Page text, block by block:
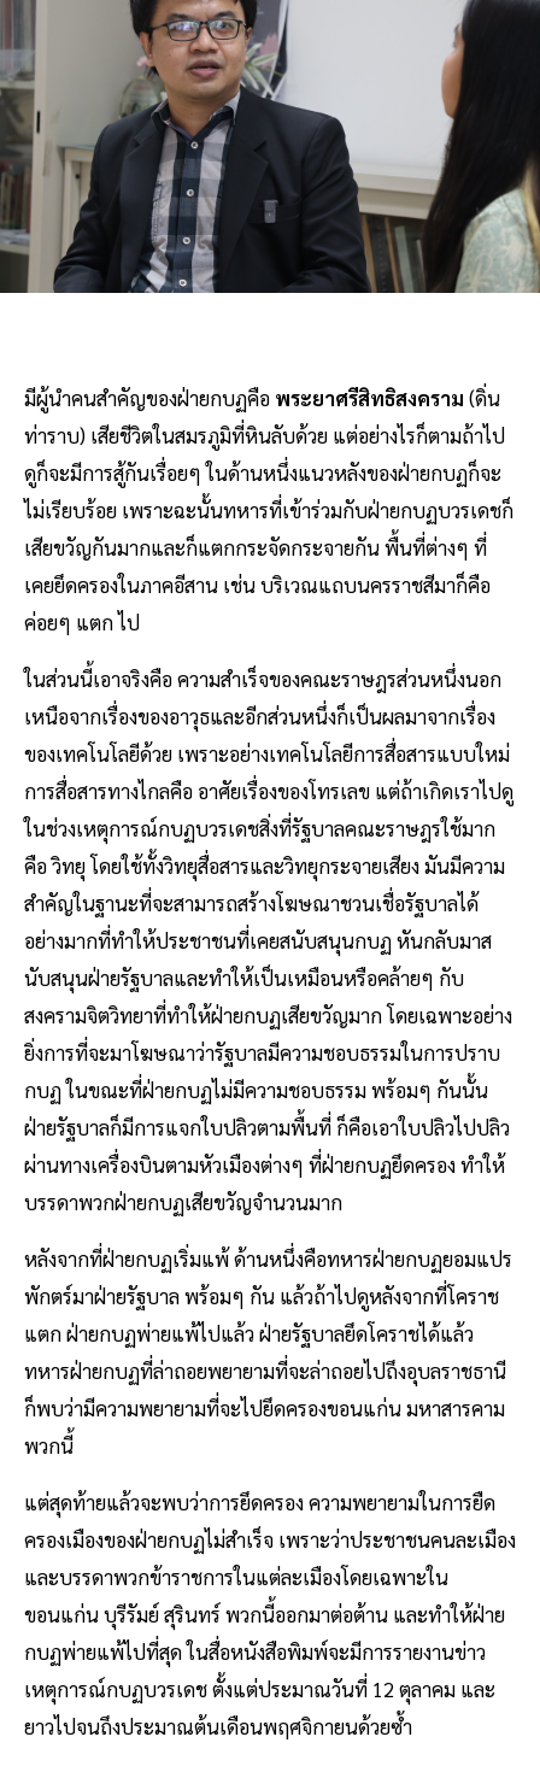
มีผู้นำคนสำคัญของฝ่ายกบฏคือ พระยาศรีสิทธิสงคราม (ดิ่น
ท่าราบ) เสียชีวิตในสมรภูมิที่หินลับด้วย แต่อย่างไรก็ตามถ้าไป
ดูก็จะมีการสู้กันเรื่อยๆ ในด้านหนึ่งแนวหลังของฝ่ายกบฏก็จะ
ไม่เรียบร้อย เพราะฉะนั้นทหารที่เข้าร่วมกับฝ่ายกบฏบวรเดชก็
เสียขวัญกันมากและก็แตกกระจัดกระจายกัน พื้นที่ต่างๆ ที่
เคยยึดครองในภาคอีสาน เช่น บริเวณแถบนครราชสีมาก็คือ
ค่อยๆ แตก ไป
ในส่วนนี้เอาจริงคือ ความสำเร็จของคณะราษฎรส่วนหนึ่งนอก
เหนือจากเรื่องของอาวุธและอีกส่วนหนึ่งก็เป็นผลมาจากเรื่อง
ของเทคโนโลยีด้วย เพราะอย่างเทคโนโลยีการสื่อสารแบบใหม่
การสื่อสารทางไกลคือ อาศัยเรื่องของโทรเลข แต่ถ้าเกิดเราไปดู
ในช่วงเหตุการณ์กบฏบวรเดชสิ่งที่รัฐบาลคณะราษฎรใช้มาก
คือ วิทยุ โดยใช้ทั้งวิทยุสื่อสารและวิทยุกระจายเสียง มันมีความ
สำคัญในฐานะที่จะสามารถสร้างโฆษณาชวนเชื่อรัฐบาลได้
อย่างมากที่ทำให้ประชาชนที่เคยสนับสนุนกบฏ หันกลับมาส
นับสนุนฝ่ายรัฐบาลและทำให้เป็นเหมือนหรือคล้ายๆ กับ
สงครามจิตวิทยาที่ทำให้ฝ่ายกบฏเสียขวัญมาก โดยเฉพาะอย่าง
ยิ่งการที่จะมาโฆษณาว่ารัฐบาลมีความชอบธรรมในการปราบ
กบฏ ในขณะที่ฝ่ายกบฏไม่มีความชอบธรรม พร้อมๆ กันนั้น
ฝ่ายรัฐบาลก็มีการแจกใบปลิวตามพื้นที่ ก็คือเอาใบปลิวไปปลิว
ผ่านทางเครื่องบินตามหัวเมืองต่างๆ ที่ฝ่ายกบฏยึดครอง ทำให้
บรรดาพวกฝ่ายกบฏเสียขวัญจำนวนมาก
หลังจากที่ฝ่ายกบฏเริ่มแพ้ ด้านหนึ่งคือทหารฝ่ายกบฏยอมแปร
พักตร์มาฝ่ายรัฐบาล พร้อมๆ กัน แล้วถ้าไปดูหลังจากที่โคราช
แตก ฝ่ายกบฏพ่ายแพ้ไปแล้ว ฝ่ายรัฐบาลยึดโคราชได้แล้ว
ทหารฝ่ายกบฏที่ล่าถอยพยายามที่จะล่าถอยไปถึงอุบลราชธานี
ก็พบว่ามีความพยายามที่จะไปยึดครองขอนแก่น มหาสารคาม
พวกนี้
แต่สุดท้ายแล้วจะพบว่าการยึดครอง ความพยายามในการยืด
ครองเมืองของฝ่ายกบฏไม่สำเร็จ เพราะว่าประชาชนคนละเมือง
และบรรดาพวกข้าราชการในแต่ละเมืองโดยเฉพาะใน
ขอนแก่น บุรีรัมย์ สุรินทร์ พวกนี้ออกมาต่อต้าน และทำให้ฝ่าย
กบฏพ่ายแพ้ไปที่สุด ในสื่อหนังสือพิมพ์จะมีการรายงานข่าว
เหตุการณ์กบฏบวรเดช ตั้งแต่ประมาณวันที่ 12 ตุลาคม และ
ยาวไปจนถึงประมาณต้นเดือนพฤศจิกายนด้วยซ้ำ